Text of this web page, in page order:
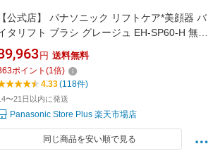
【公式店】 パナソニック リフトケア*美顔器 バ
タリフト ブラシ グレージュ EH-SP60-H 無料
フトラッピング アクティブフロートブラシ
フトケア EMS 防水式 表情筋 スカルプ 顔 浸
送料無料 *引き上げるように機器を動かすこ
円 送料無料
ポイント (1倍)
4.33(118件)
〜21日以内に発送
Panasonic Store Plus 楽天市場店
同じ商品を安い順で見る